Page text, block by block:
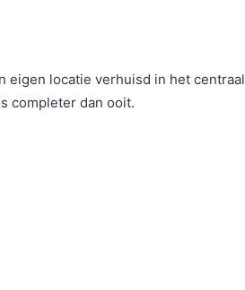
eigen locatie verhuisd in het centraal
completer dan ooit.